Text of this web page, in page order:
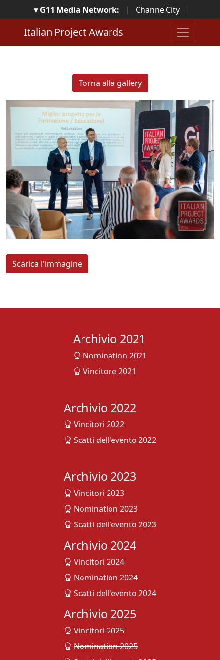
▾ G11 Media Network: | ChannelCity
|
ImpresaCity | SecurityOpenLab | Italian Channel
Awards | Italian Project Awards
Italian Security
Awards | ...
Italian Project Awards
Torna alla gallery
Scarica l'immagine
Archivio 2021
Nomination 2021
Vincitore 2021
Archivio 2022
Vincitori 2022
Scatti dell'evento 2022
Archivio 2023
Vincitori 2023
Nomination 2023
Scatti dell'evento 2023
Archivio 2024
Vincitori 2024
Nomination 2024
Scatti dell'evento 2024
Archivio 2025
Vincitori 2025
Nomination 2025